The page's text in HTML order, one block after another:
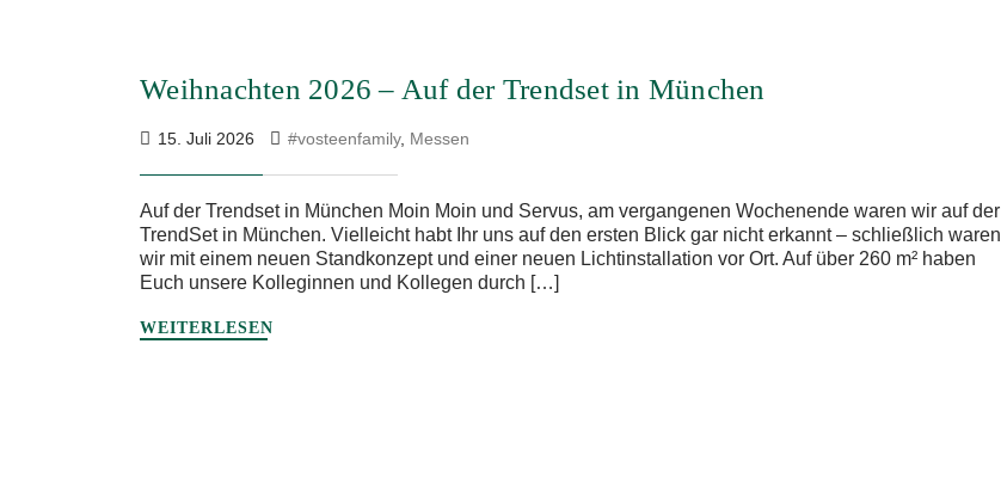
Weihnachten 2026 – Auf der Trendset in München
15. Juli 2026 #vosteenfamily, Messen
Auf der Trendset in München Moin Moin und Servus, am vergangenen Wochenende waren wir auf der
TrendSet in München. Vielleicht habt Ihr uns auf den ersten Blick gar nicht erkannt – schließlich waren
wir mit einem neuen Standkonzept und einer neuen Lichtinstallation vor Ort. Auf über 260 m² haben
Euch unsere Kolleginnen und Kollegen durch […]
WEITERLESEN